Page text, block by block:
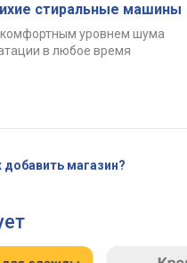
стиральные машины
комфортным уровнем шума
в любое время
добавить магазин?